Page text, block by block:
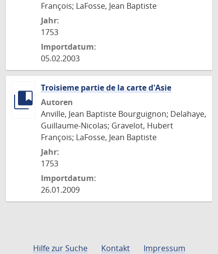
François; LaFosse, Jean Baptiste
Jahr:
1753
Importdatum:
05.02.2003
Troisieme partie de la carte d'Asie
Autoren
Anville, Jean Baptiste Bourguignon; Delahaye,
Guillaume-Nicolas; Gravelot, Hubert
François; LaFosse, Jean Baptiste
Jahr:
1753
Importdatum:
26.01.2009
Hilfe zur Suche Kontakt
Impressum